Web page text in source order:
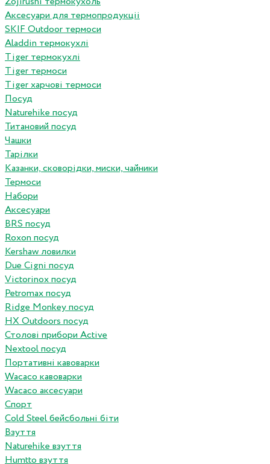
Аксесуари для термопродукціі
SKIF Outdoor термоси
Aladdin термокухлі
Tiger термокухлі
Tiger термоси
Tiger харчові термоси
Посуд
Naturehike посуд
Титановий посуд
Чашки
Тарілки
Казанки, сковорідки, миски, чайники
Термоси
Набори
Аксесуари
BRS посуд
Roxon посуд
Kershaw ловилки
Due Cigni посуд
Victorinox посуд
Petromax посуд
Ridge Monkey посуд
HX Outdoors посуд
Столові прибори Active
Nextool посуд
Портативні кавоварки
Wacaco кавоварки
Wacaco аксесуари
Спорт
Cold Steel бейсбольні біти
Взуття
Naturehike взуття
Humtto взуття